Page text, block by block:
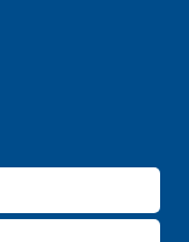
CAEN
Facebook
sur X
nous sur LinkedIn
nous sur